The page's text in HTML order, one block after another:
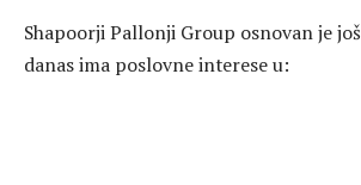
Shapoorji Pallonji Group osnovan je
danas ima poslovne interese u: